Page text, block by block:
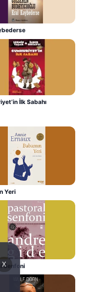
İlk Sabahı
Yeri
Senfoni
X